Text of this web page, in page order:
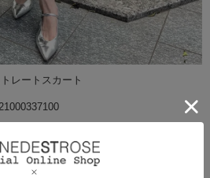
レートスカート